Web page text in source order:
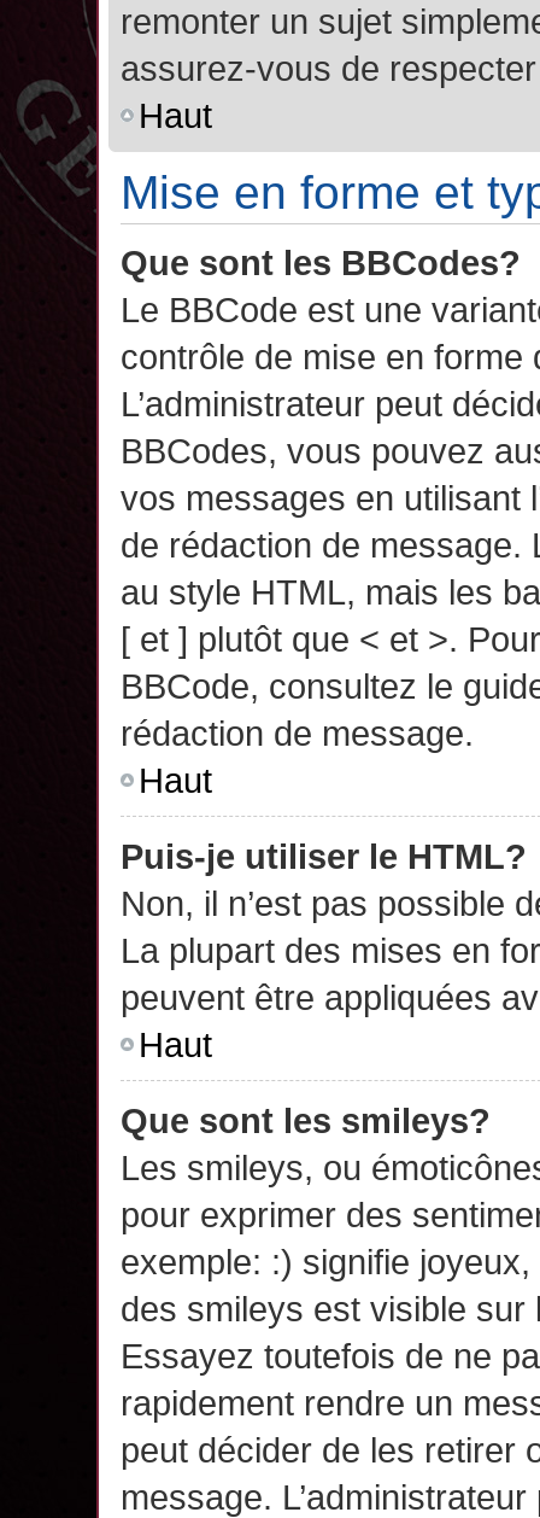
remonter un sujet
assurez-vous de
Haut
Mise en forme et
Que sont les BBCodes?
Le BBCode est une
contrôle de mise en forme
L’administrateur peut
BBCodes, vous pouvez
vos messages en utilisant
de rédaction de message.
au style HTML, mais les
[ et ] plutôt que < et >.
BBCode, consultez le
rédaction de message.
Haut
Puis-je utiliser le HTML?
Non, il n’est pas possible
La plupart des mises en
peuvent être appliquées
Haut
Que sont les smileys?
Les smileys, ou
pour exprimer des
exemple: :) signifie
des smileys est visible
Essayez toutefois de ne
rapidement rendre un
peut décider de les retirer
message.